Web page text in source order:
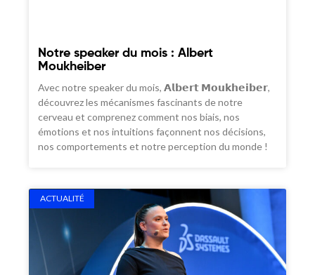
Notre speaker du mois : Albert
Moukheiber
Avec notre speaker du mois, 𝗔𝗹𝗯𝗲𝗿𝘁 𝗠𝗼𝘂𝗸𝗵𝗲𝗶𝗯𝗲𝗿,
découvrez les mécanismes fascinants de notre
cerveau et comprenez comment nos biais, nos
émotions et nos intuitions façonnent nos décisions,
nos comportements et notre perception du monde !
ACTUALITÉ